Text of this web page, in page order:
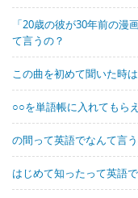
「20歳の彼が30年前の漫
て言うの？
この曲を初めて聞いた時
○○を単語帳に入れてもら
の間って英語でなんて言
はじめて知ったって英語